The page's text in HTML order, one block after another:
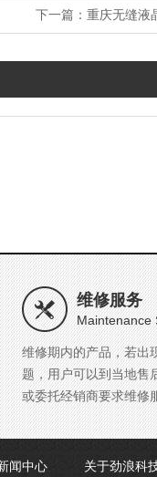
下一篇： 重庆无缝液
维修服务
Maintenance
维修期内的产品，若出
题，用户可以到当地售
或委托经销商要求维修
闻中心 关于劲浪科